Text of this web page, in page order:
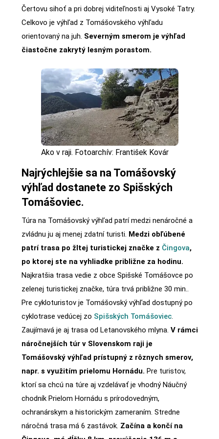
Čertovu sihoť a pri dobrej viditeľnosti aj Vysoké Tatry.
Celkovo je výhľad z Tomášovského výhľadu
orientovaný na juh. Severným smerom je výhľad
čiastočne zakrytý lesným porastom.
Ako v raji. Fotoarchív: František Kovár
Najrýchlejšie sa na Tomášovský
výhľad dostanete zo Spišských
Tomášoviec.
Túra na Tomášovský výhľad patrí medzi nenáročné a
zvládnu ju aj menej zdatní turisti. Medzi obľúbené
patrí trasa po žltej turistickej značke z Čingova,
po ktorej ste na vyhliadke približne za hodinu.
Najkratšia trasa vedie z obce Spišské Tomášovce po
zelenej turistickej značke, túra trvá približne 30 min..
Pre cykloturistov je Tomášovský výhľad dostupný po
cyklotrase vedúcej zo Spišských Tomášoviec.
Zaujímavá je aj trasa od Letanovského mlyna. V rámci
náročnejších túr v Slovenskom raji je
Tomášovský výhľad prístupný z rôznych smerov,
napr. s využitím prielomu Hornádu. Pre turistov,
ktorí sa chcú na túre aj vzdelávať je vhodný Náučný
chodník Prielom Hornádu s prírodovedným,
ochranárskym a historickým zameraním. Stredne
náročná trasa má 6 zastávok. Začína a končí na